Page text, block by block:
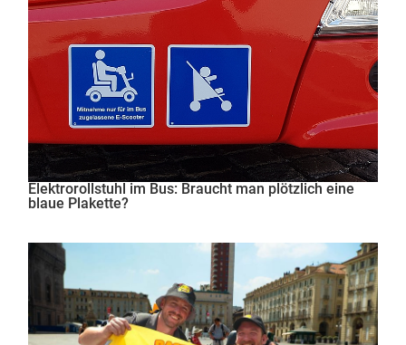
Elektrorollstuhl im Bus: Braucht man plötzlich eine
blaue Plakette?